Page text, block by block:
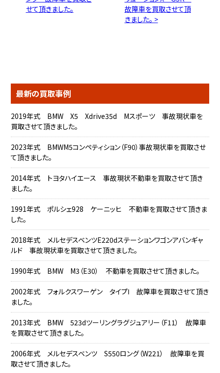
せて頂きました。
故障車を買取させて頂
きました。 >
最新の買取事例
2019年式 BMW X5 Xdrive35d Mスポーツ 事故現状車を
買取させて頂きました。
2023年式 BMWM5コンペティション（F90）事故現状車を買取させ
て頂きました。
2014年式 トヨタハイエース 事故現状不動車を買取させて頂き
ました。
1991年式 ポルシェ928 ケーニッヒ 不動車を買取させて頂きま
した。
2018年式 メルセデスベンツE220dステーションワゴンアバンギャ
ルド 事故現状車を買取させて頂きました。
1990年式 BMW M3（E30） 不動車を買取させて頂きました。
2002年式 フォルクスワーゲン タイプⅠ 故障車を買取させて頂き
ました。
2013年式 BMW 523dツーリングラグジュアリー（F11） 故障車
を買取させて頂きました。
2006年式 メルセデスベンツ S550ロング（W221） 故障車を買
取させて頂きました。